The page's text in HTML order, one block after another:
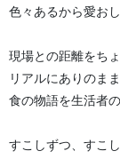
色々あるから愛お
現場との距離をち
リアルにありのまま
食の物語を生活者
すこしずつ、すこし